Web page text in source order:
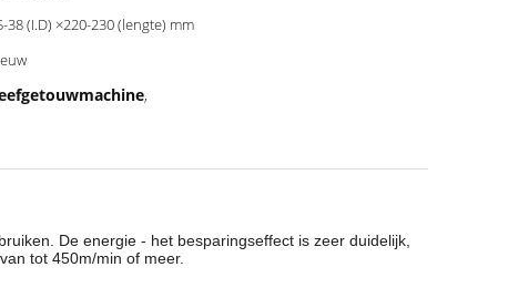
38 (I.D) ×220-230 (lengte) mm
,
De energie - het besparingseffect is zeer duidelijk,
tot 450m/min of meer.